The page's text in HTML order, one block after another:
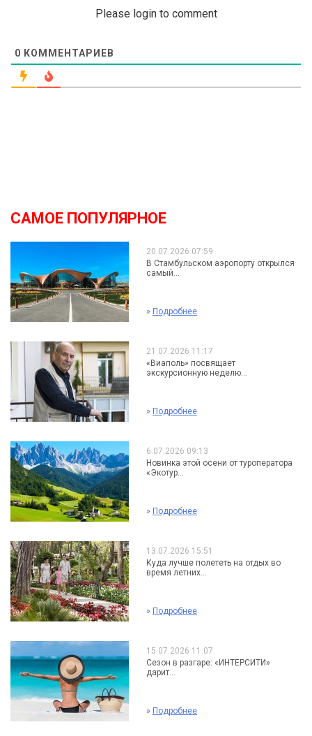
Please login to comment
0 КОММЕНТАРИЕВ
САМОЕ ПОПУЛЯРНОЕ
20.07.2026 07:59
В Стамбульском аэропорту открылся
самый...
» Подробнее
21.07.2026 11:17
«Виаполь» посвящает
экскурсионную неделю...
» Подробнее
6.07.2026 09:13
Новинка этой осени от туроператора
«Экотур...
» Подробнее
13.07.2026 15:51
Куда лучше полететь на отдых во
время летних...
» Подробнее
15.07.2026 11:07
Сезон в разгаре: «ИНТЕРСИТИ»
дарит...
» Подробнее